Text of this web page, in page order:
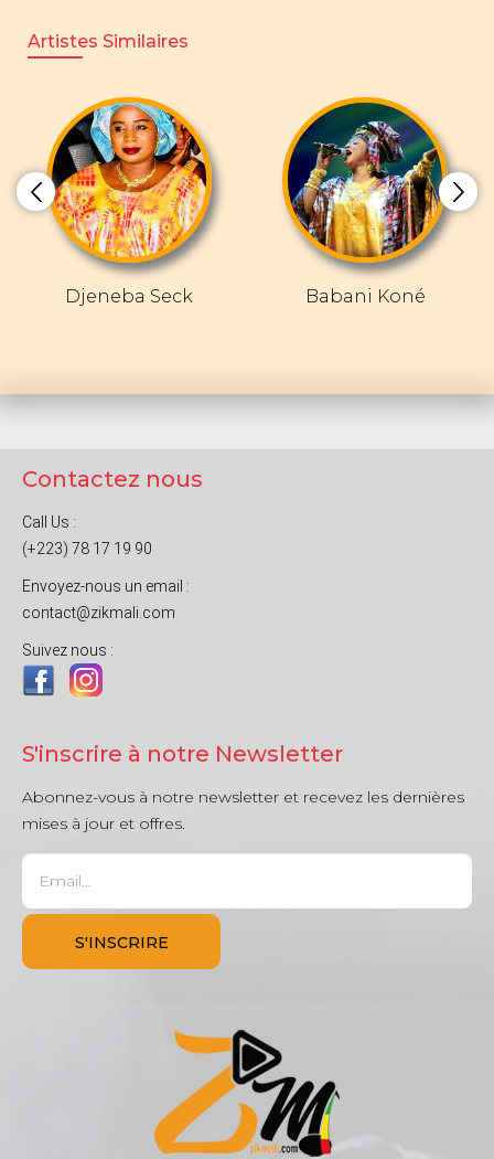
Artistes Similaires
Djeneba Seck Babani Koné
Contactez nous
Call Us :
(+223) 78 17 19 90
Envoyez-nous un email :
contact@zikmali.com
Suivez nous :
S'inscrire à notre Newsletter
Abonnez-vous à notre newsletter et recevez les dernières
mises à jour et offres.